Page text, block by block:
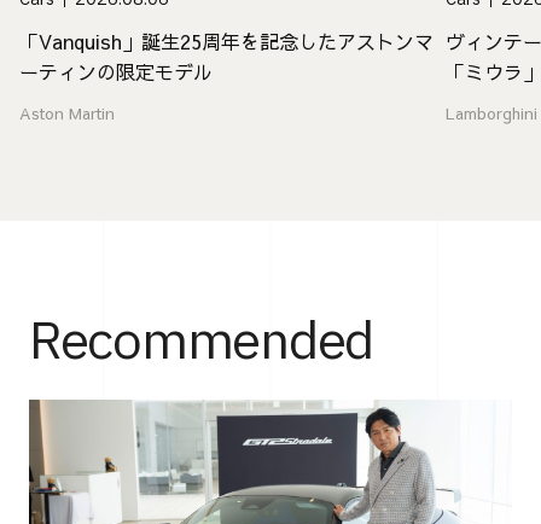
「Vanquish」誕生25周年を記念したアストンマ
ーティンの限定モデル
Aston Martin
ヴィンテ
「ミウラ
Lamborghini
Recommended